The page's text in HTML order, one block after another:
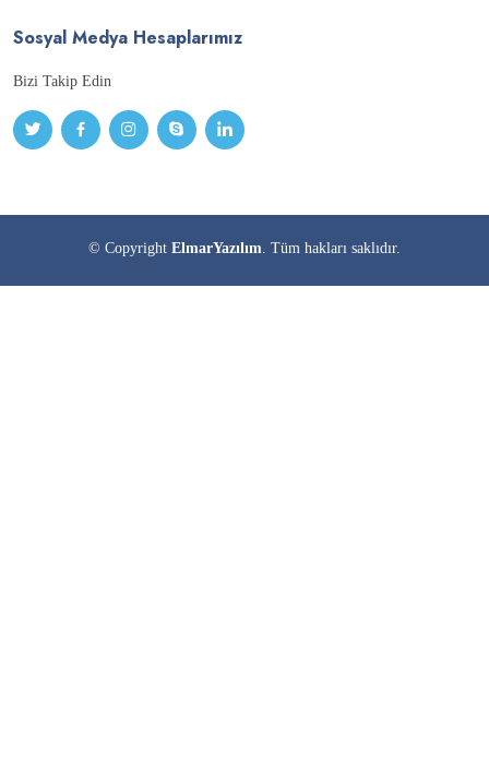
Sosyal Medya Hesaplarımız
Bizi Takip Edin
© Copyright ElmarYazılım. Tüm hakları saklıdır.